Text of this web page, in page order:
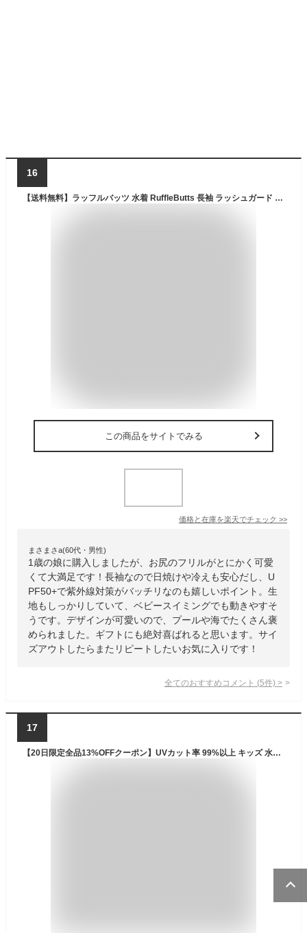
16
【送料無料】ラッフルバッツ 水着 RuffleButts 長袖 ラッシュガード ベビー キッズ 女の子 ベビー水着 キッズ水着 子供水着 女の子水着 フリル UPF50+ 紫外線対策 日焼け防止 ワンピース スイムウェア 海 プール 水遊び ベビースイミング 出産祝い ギフト プレゼント
この商品をサイトでみる
価格と在庫を楽天でチェック >>
まさまさa(60代・男性)
1歳の娘に購入しましたが、お尻のフリルがとにかく可愛
くて大満足です！長袖なので日焼けや冷えも安心だし、U
PF50+で紫外線対策がバッチリなのも嬉しいポイント。生
地もしっかりしていて、ベビースイミングでも動きやすそ
うです。デザインが可愛いので、プールや海でたくさん褒
められました。ギフトにも絶対喜ばれると思います。サイ
ズアウトしたらまたリピートしたいお気に入りです！
全てのおすすめコメント (5件) >
17
【20日限定全品13%OFFクーポン】UVカット率 99%以上 キッズ 水着 女の子 ワンピース 子供用 90cm 100cm 110cm 120cm 130cm 140cm ジュニア 女児 小学生 2type オールインワン おしゃれ バックフリル リボン ギンガムチェック